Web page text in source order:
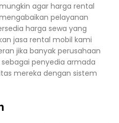
agar harga rental
pelayanan
harga sewa yang
jasa rental mobil kami
jika banyak perusahaan
penyedia armada
mereka dengan sistem